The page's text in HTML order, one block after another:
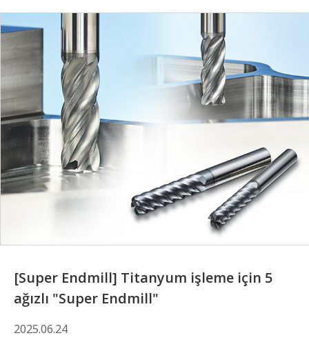
[Super Endmill] Titanyum işleme için 5
ağızlı "Super Endmill"
2025.06.24